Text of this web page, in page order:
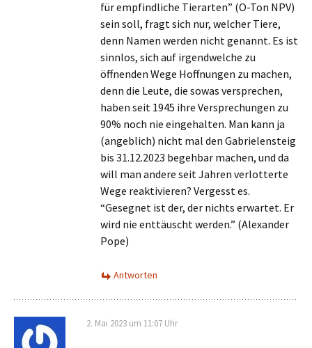
für empfindliche Tierarten” (O-Ton NPV)
sein soll, fragt sich nur, welcher Tiere,
denn Namen werden nicht genannt. Es ist
sinnlos, sich auf irgendwelche zu
öffnenden Wege Hoffnungen zu machen,
denn die Leute, die sowas versprechen,
haben seit 1945 ihre Versprechungen zu
90% noch nie eingehalten. Man kann ja
(angeblich) nicht mal den Gabrielensteig
bis 31.12.2023 begehbar machen, und da
will man andere seit Jahren verlotterte
Wege reaktivieren? Vergesst es.
“Gesegnet ist der, der nichts erwartet. Er
wird nie enttäuscht werden.” (Alexander
Pope)
Antworten
2. Mai 2023 um 11:07 Uhr